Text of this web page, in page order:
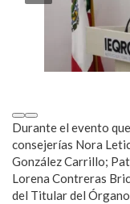
Durante el evento
consejerías Nora
González Carrillo;
Lorena Contreras
del Titular del